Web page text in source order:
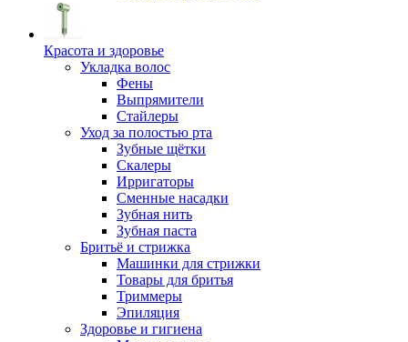
Красота и здоровье
Укладка волос
Фены
Выпрямители
Стайлеры
Уход за полостью рта
Зубные щётки
Скалеры
Ирригаторы
Сменные насадки
Зубная нить
Зубная паста
Бритьё и стрижка
Машинки для стрижки
Товары для бритья
Триммеры
Эпиляция
Здоровье и гигиена